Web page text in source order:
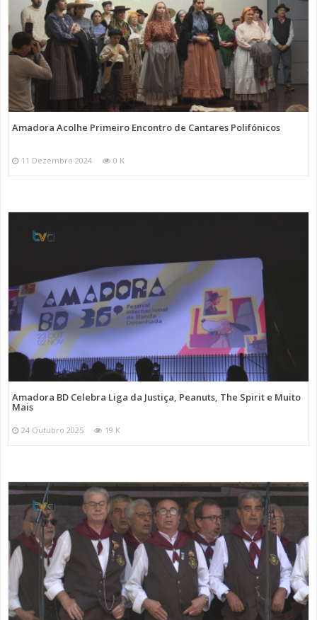
Amadora Acolhe Primeiro Encontro de Cantares Polifónicos
11 Dezembro 2024 0 K
Amadora BD Celebra Liga da Justiça, Peanuts, The Spirit e Muito
Mais
24 Outubro 2025 19 K